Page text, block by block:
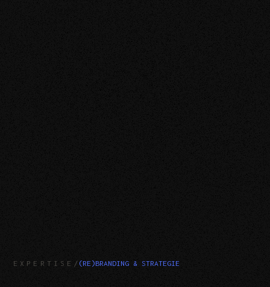
EXPERTISE / (RE)BRANDING & STRATEGIE